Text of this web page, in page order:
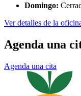
Domingo:
Ver detalles de la
Agenda una
Agenda una cita